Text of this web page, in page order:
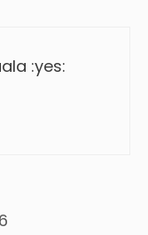
:yes: